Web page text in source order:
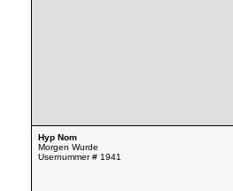
Hyp Nom
Morgen Wurde
Usernummer # 1941